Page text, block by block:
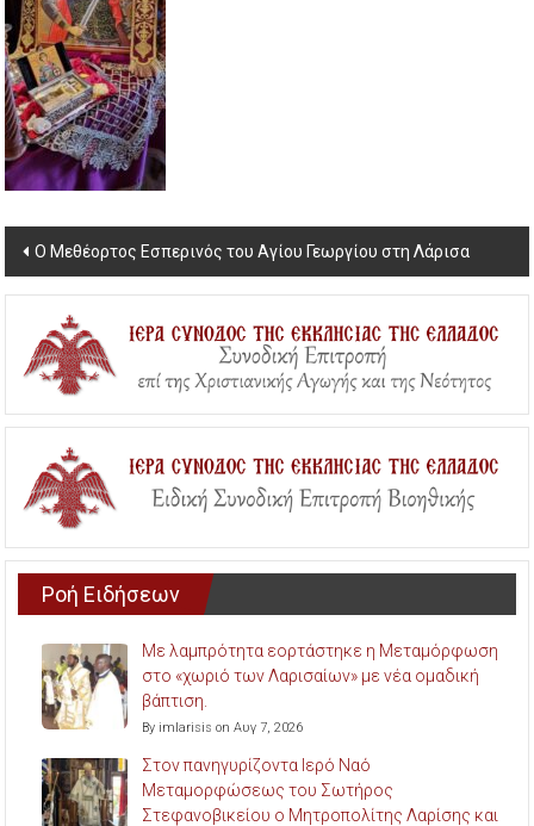
Post
navigation
Ο Μεθέορτος Εσπερινός του Αγίου Γεωργίου στη Λάρισα
Ροή Ειδήσεων
Με λαμπρότητα εορτάστηκε η Μεταμόρφωση
στο «χωριό των Λαρισαίων» με νέα ομαδική
βάπτιση.
By imlarisis on Αυγ 7, 2026
Στον πανηγυρίζοντα Ιερό Ναό
Μεταμορφώσεως του Σωτήρος
Στεφανοβικείου ο Μητροπολίτης Λαρίσης και